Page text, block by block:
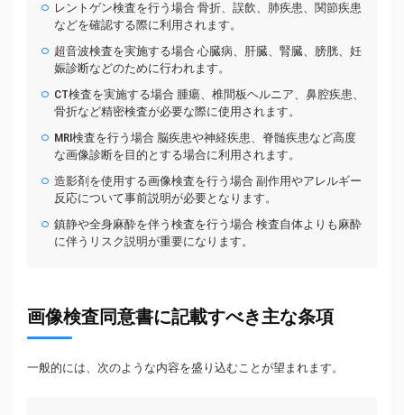
レントゲン検査を行う場合 骨折、誤飲、肺疾患、関節疾患
などを確認する際に利用されます。
超音波検査を実施する場合 心臓病、肝臓、腎臓、膀胱、妊
娠診断などのために行われます。
CT検査を実施する場合 腫瘍、椎間板ヘルニア、鼻腔疾患、
骨折など精密検査が必要な際に使用されます。
MRI検査を行う場合 脳疾患や神経疾患、脊髄疾患など高度
な画像診断を目的とする場合に利用されます。
造影剤を使用する画像検査を行う場合 副作用やアレルギー
反応について事前説明が必要となります。
鎮静や全身麻酔を伴う検査を行う場合 検査自体よりも麻酔
に伴うリスク説明が重要になります。
画像検査同意書に記載すべき主な条項
一般的には、次のような内容を盛り込むことが望まれます。